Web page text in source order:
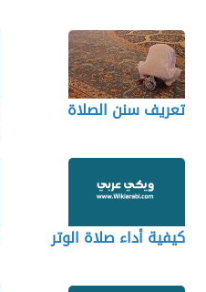
تعريف سنن الصلاة
كيفية أداء صلاة الوتر